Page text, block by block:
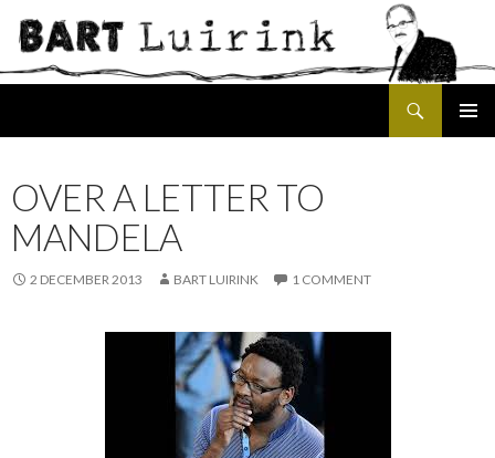
OVER A LETTER TO
MANDELA
2 DECEMBER 2013 BART LUIRINK 1 COMMENT